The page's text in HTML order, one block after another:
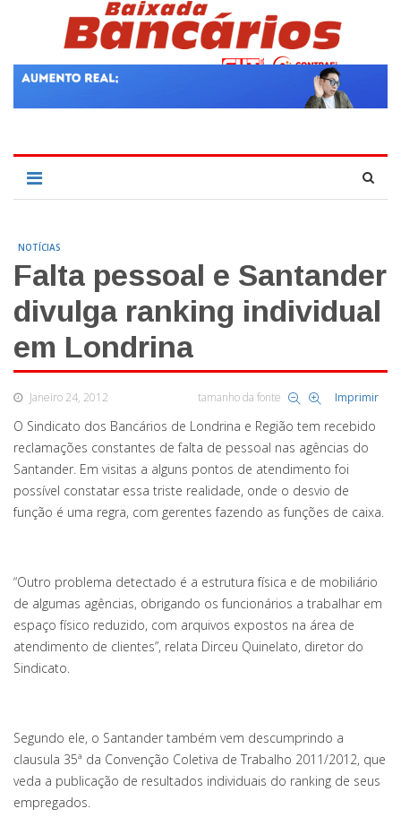
NOTÍCIAS
Falta pessoal e Santander
divulga ranking individual
em Londrina
Janeiro 24, 2012 tamanho da fonte Imprimir
O Sindicato dos Bancários de Londrina e Região tem recebido
reclamações constantes de falta de pessoal nas agências do
Santander. Em visitas a alguns pontos de atendimento foi
possível constatar essa triste realidade, onde o desvio de
função é uma regra, com gerentes fazendo as funções de caixa.
“Outro problema detectado é a estrutura física e de mobiliário
de algumas agências, obrigando os funcionários a trabalhar em
espaço físico reduzido, com arquivos expostos na área de
atendimento de clientes”, relata Dirceu Quinelato, diretor do
Sindicato.
Segundo ele, o Santander também vem descumprindo a
clausula 35ª da Convenção Coletiva de Trabalho 2011/2012, que
veda a publicação de resultados individuais do ranking de seus
empregados.